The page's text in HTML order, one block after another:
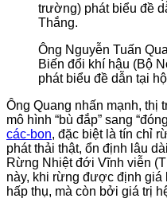
Ông Nguyễn Tuấn
Biến đổi khí hậu (Bộ
phát biểu đề dẫn tại
Ông Quang nhấn mạnh, thị
mô hình “bù đắp” sang
các-bon, đặc biệt là tín chỉ
phát thải thật, ổn định lâu
Rừng Nhiệt đới Vĩnh viễn
này, khi rừng được định
hấp thụ, mà còn bởi giá trị